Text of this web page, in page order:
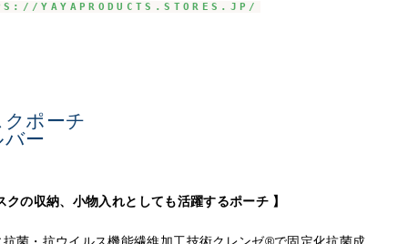
YAYAPRODUCTS.STORES.JP/
クポーチ
バー
クの収納、小物入れとしても活躍するポーチ 】